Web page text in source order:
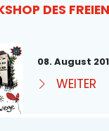
DES
08. August
WEITER